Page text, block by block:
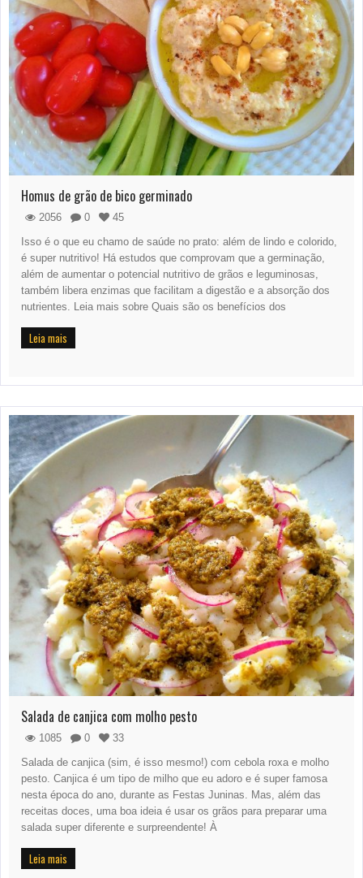
Homus de grão de bico germinado
2056 0
45
Isso é o que eu chamo de saúde no prato: além de lindo e colorido,
é super nutritivo! Há estudos que comprovam que a germinação,
além de aumentar o potencial nutritivo de grãos e leguminosas,
também libera enzimas que facilitam a digestão e a absorção dos
nutrientes. Leia mais sobre Quais são os benefícios dos
Leia mais
Salada de canjica com molho pesto
1085 0
33
Salada de canjica (sim, é isso mesmo!) com cebola roxa e molho
pesto. Canjica é um tipo de milho que eu adoro e é super famosa
nesta época do ano, durante as Festas Juninas. Mas, além das
receitas doces, uma boa ideia é usar os grãos para preparar uma
salada super diferente e surpreendente! À
Leia mais